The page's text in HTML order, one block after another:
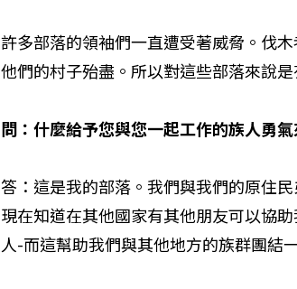
許多部落的領袖們一直遭受著威脅。伐
他們的村子殆盡。所以對這些部落來說
問：什麼給予您與您一起工作的族人勇
答：這是我的部落。我們與我們的原住
現在知道在其他國家有其他朋友可以協
人-而這幫助我們與其他地方的族群團結